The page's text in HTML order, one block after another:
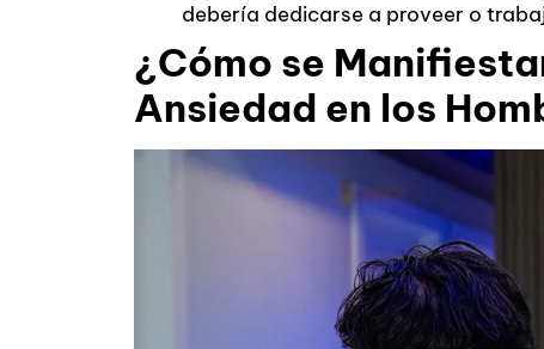
debería dedicarse a proveer o
¿Cómo se
Ansiedad en los